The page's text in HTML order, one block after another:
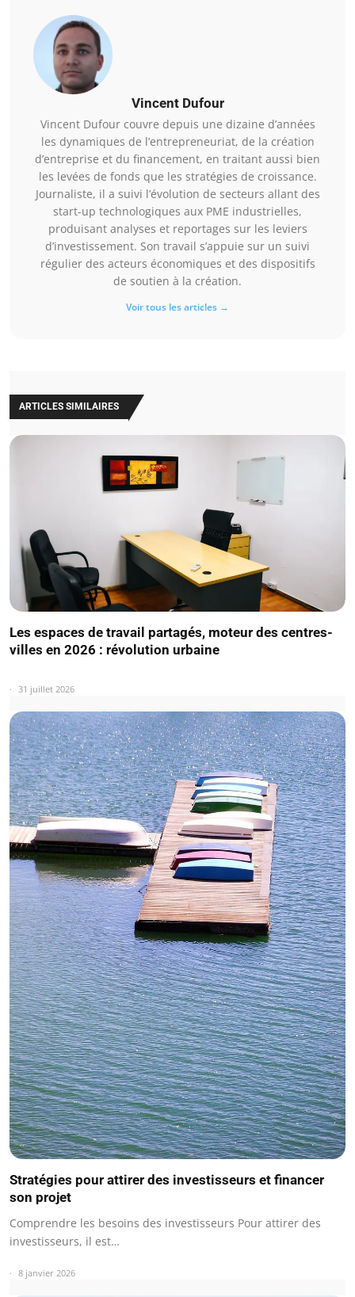
Vincent Dufour
Vincent Dufour couvre depuis une dizaine d’années
les dynamiques de l’entrepreneuriat, de la création
d’entreprise et du financement, en traitant aussi bien
les levées de fonds que les stratégies de croissance.
Journaliste, il a suivi l’évolution de secteurs allant des
start-up technologiques aux PME industrielles,
produisant analyses et reportages sur les leviers
d’investissement. Son travail s’appuie sur un suivi
régulier des acteurs économiques et des dispositifs
de soutien à la création.
Voir tous les articles →
ARTICLES SIMILAIRES
Les espaces de travail partagés, moteur des centres-
villes en 2026 : révolution urbaine
31 juillet 2026
Stratégies pour attirer des investisseurs et financer
son projet
Comprendre les besoins des investisseurs Pour attirer des
investisseurs, il est…
8 janvier 2026